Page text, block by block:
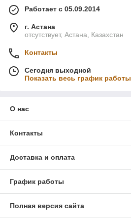
Работает с 05.09.2014
г. Астана
отсутствует, Астана, Казахстан
Контакты
Сегодня выходной
Показать весь график работы
О нас
Контакты
Доставка и оплата
График работы
Полная версия сайта